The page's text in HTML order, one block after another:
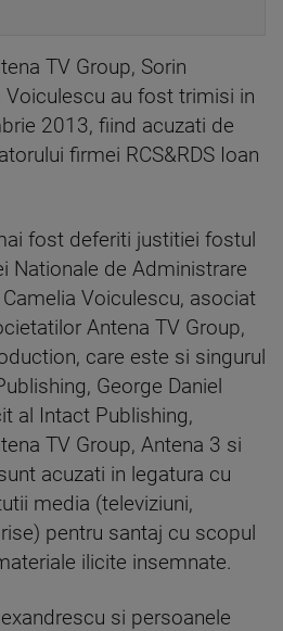
TV Group, Sorin
Voiculescu au fost trimisi in
2013, fiind acuzati de
firmei RCS&RDS Ioan
fost deferiti justitiei fostul
Nationale de Administrare
Voiculescu, asociat
Antena TV Group,
care este si singurul
George Daniel
al Intact Publishing,
TV Group, Antena 3 si
acuzati in legatura cu
media (televiziuni,
pentru santaj cu scopul
ilicite insemnate.
si persoanele